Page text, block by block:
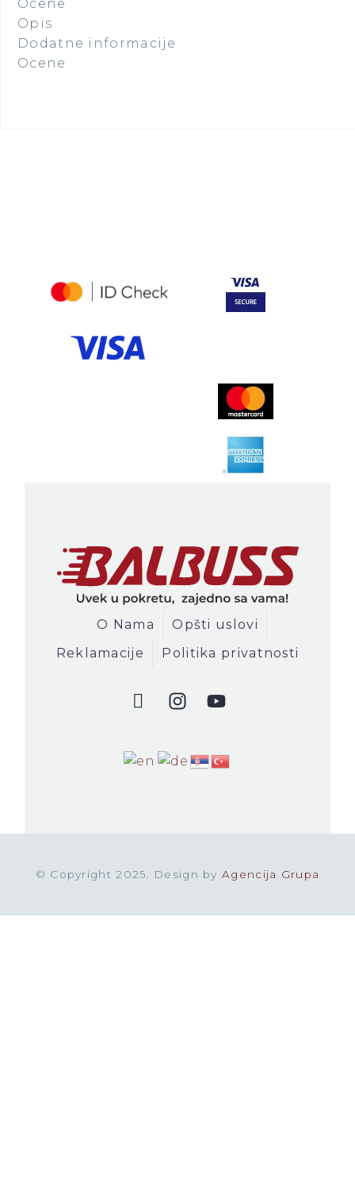
Ocene
Opis
Dodatne informacije
Ocene
O Nama
Opšti uslovi
Reklamacije
Politika privatnosti
© Copyright 2025. Design byAgencija Grupa